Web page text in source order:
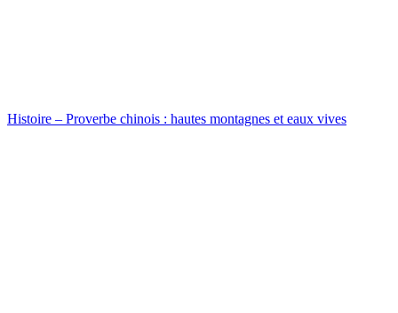
Histoire – Proverbe chinois : hautes montagnes et eaux vives